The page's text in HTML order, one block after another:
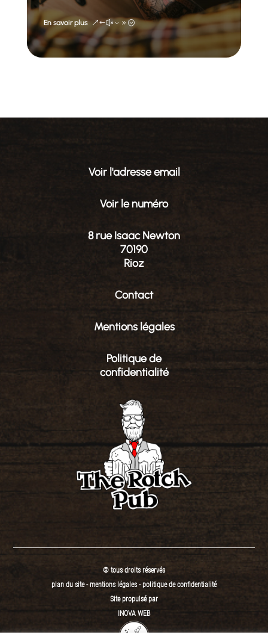
En savoir plus
Voir l'adresse email
Voir le numéro
8 rue Isaac Newton
70190
Rioz
Contact
Mentions légales
Politique de
confidentialité
© tous droits réservés
plan du site-mentions légales-politique de confidentialité
Site propulsé par
INOVA WEB